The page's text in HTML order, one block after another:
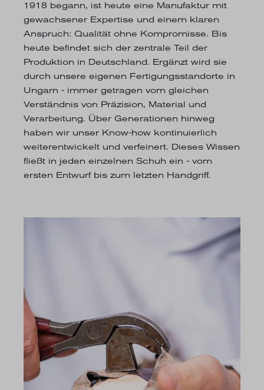
1918 begann, ist heute eine Manufaktur mit
gewachsener Expertise und einem klaren
Anspruch: Qualität ohne Kompromisse. Bis
heute befindet sich der zentrale Teil der
Produktion in Deutschland. Ergänzt wird sie
durch unsere eigenen Fertigungsstandorte in
Ungarn - immer getragen vom gleichen
Verständnis von Präzision, Material und
Verarbeitung. Über Generationen hinweg
haben wir unser Know-how kontinuierlich
weiterentwickelt und verfeinert. Dieses Wissen
fließt in jeden einzelnen Schuh ein - vom
ersten Entwurf bis zum letzten Handgriff.